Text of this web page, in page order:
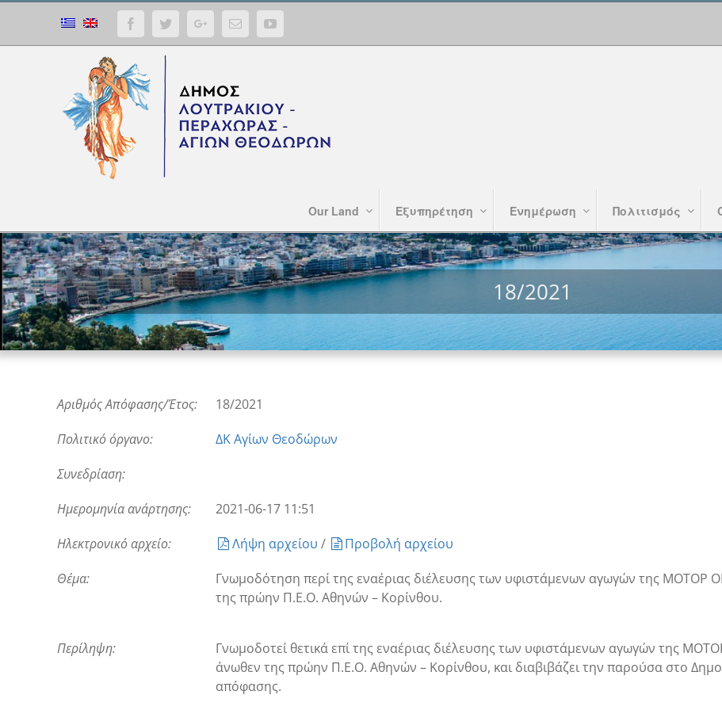
FacebookTwitterGoogle+Email YouTube
Our Land Εξυπηρέτηση Ενημέρωση Πολιτισμός
18/2021
Αριθμός Απόφασης/Έτος:
18/2021
Πολιτικό όργανο:
ΔΚ Αγίων Θεοδώρων
Συνεδρίαση:
Ημερομηνία ανάρτησης:
2021-06-17 11:51
Ηλεκτρονικό αρχείο:
Λήψη αρχείου /
Προβολή αρχείου
Θέμα:
Γνωμοδότηση περί της εναέριας διέλευσης των υφιστάμενων αγωγών της ΜΟΤΟΡ
της πρώην Π.Ε.Ο. Αθηνών – Κορίνθου.
Περίληψη:
Γνωμοδοτεί θετικά επί της εναέριας διέλευσης των υφιστάμενων αγωγών της
άνωθεν της πρώην Π.Ε.Ο. Αθηνών – Κορίνθου, και διαβιβάζει την παρούσα στο
απόφασης.